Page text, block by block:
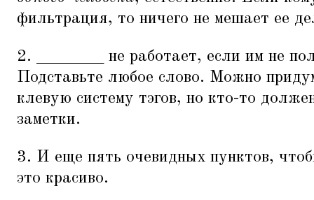
фильтрация, то ничего не мешает ее
2. ________ не работает, если им не
Подставьте любое слово. Можно
клевую систему тэгов, но кто-то
заметки.
3. И еще пять очевидных пунктов,
это красиво.